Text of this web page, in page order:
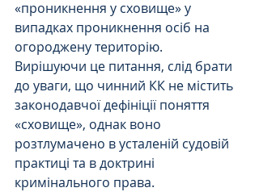
«проникнення у сховище» у
випадках проникнення осіб на
огороджену територію.
Вирішуючи це питання, слід брати
до уваги, що чинний КК не містить
законодавчої дефініції поняття
«сховище», однак воно
розтлумачено в усталеній судовій
практиці та в доктрині
кримінального права.